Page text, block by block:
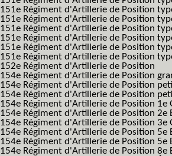
151e Régiment d'Artillerie de Position
151e Régiment d'Artillerie de Position
151e Régiment d'Artillerie de Position
151e Régiment d'Artillerie de Position
151e Régiment d'Artillerie de Position
151e Régiment d'Artillerie de Position
152e Régiment d'Artillerie de Position
154e Régiment d'Artillerie de Position
154e Régiment d'Artillerie de Position
154e Régiment d'Artillerie de Position
154e Régiment d'Artillerie de Position 1e
154e Régiment d'Artillerie de Position 2e
154e Régiment d'Artillerie de Position 3e
154e Régiment d'Artillerie de Position 5e
154e Régiment d'Artillerie de Position 5e
154e Régiment d'Artillerie de Position 8e